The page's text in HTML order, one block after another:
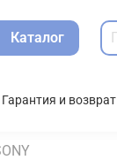
Каталог
Гарантия и возврат